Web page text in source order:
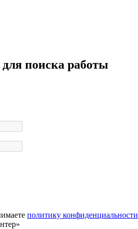
поиска работы
политику конфиденциальности